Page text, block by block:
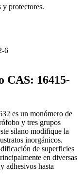
y protectores.
6
CAS: 16415-
es un monómero de
y tres grupos
silano modifique la
inorgánicos.
de superficies
en diversas
adhesivos hasta